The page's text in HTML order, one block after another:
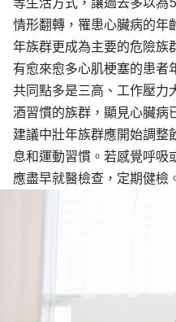
情形翻轉，罹患心臟病的年
年族群更成為主要的危險族
有愈來愈多心肌梗塞的患者
共同點多是三高、工作壓力
酒習慣的族群，顯見心臟病
建議中壯年族群應開始調整
息和運動習慣。若感覺呼吸
應盡早就醫檢查，定期健檢